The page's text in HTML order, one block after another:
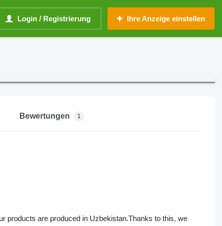
Login / Registrierung Ihre Anzeige einstellen
Bewertungen 1
products are produced in Uzbekistan.Thanks to this, we